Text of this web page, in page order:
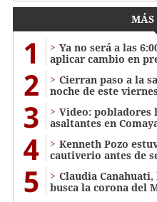
MÁS
1
Ya no será a las
aplicar cambio en
2
Cierran paso a la
noche de este
3
Video: pobladores
asaltantes en
4
Kenneth Pozo
cautiverio antes de
5
Claudia
busca la corona del